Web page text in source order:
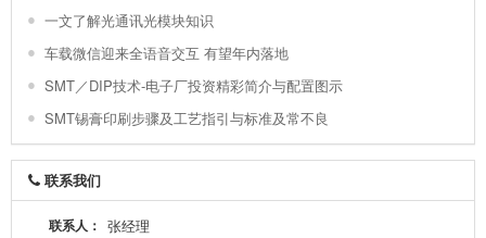
一文了解光通讯光模块知识
车载微信迎来全语音交互 有望年内落地
SMT／DIP技术-电子厂投资精彩简介与配置图示
SMT锡膏印刷步骤及工艺指引与标准及常不良
联系我们
联系人： 张经理